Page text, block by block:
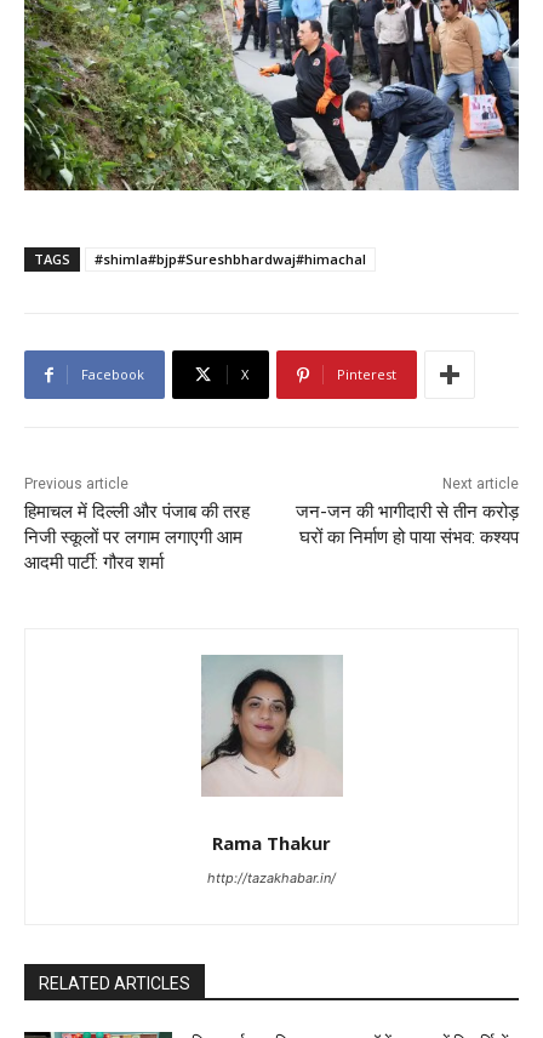
TAGS #shimla#bjp#Sureshbhardwaj#himachal
Facebook X Pinterest
Previous article
हिमाचल में दिल्ली और पंजाब की तरह
निजी स्कूलों पर लगाम लगाएगी आम
आदमी पार्टी: गौरव शर्मा
Next article
जन-जन की भागीदारी से तीन करोड़
घरों का निर्माण हो पाया संभव: कश्यप
Rama Thakur
http://tazakhabar.in/
RELATED ARTICLES